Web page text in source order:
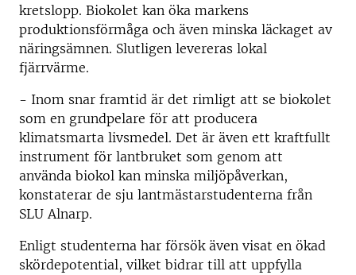
kretslopp. Biokolet kan öka markens
produktionsförmåga och även minska läckaget av
näringsämnen. Slutligen levereras lokal
fjärrvärme.
- Inom snar framtid är det rimligt att se biokolet
som en grundpelare för att producera
klimatsmarta livsmedel. Det är även ett kraftfullt
instrument för lantbruket som genom att
använda biokol kan minska miljöpåverkan,
konstaterar de sju lantmästarstudenterna från
SLU Alnarp.
Enligt studenterna har försök även visat en ökad
skördepotential, vilket bidrar till att uppfylla